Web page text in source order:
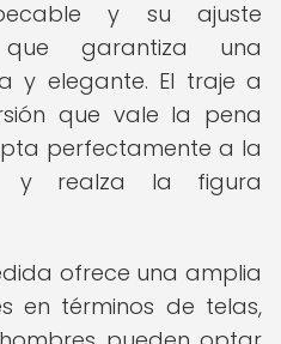
y su ajuste
garantiza una
y elegante. El traje a
que vale la pena
perfectamente a la
y realza la figura
ofrece una amplia
en términos de telas,